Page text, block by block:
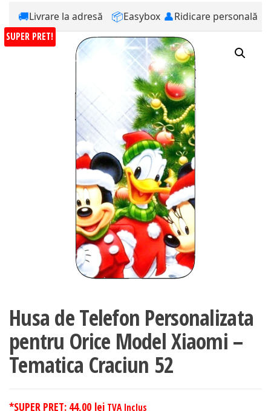
🚚Livrare la adresă 📦Easybox 👤Ridicare personală
SUPER PRET!
Husa de Telefon Personalizata
pentru Orice Model Xiaomi –
Tematica Craciun 52
*SUPER PRET: 44,00 lei TVA Inclus